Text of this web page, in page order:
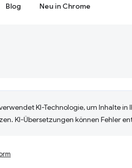
Blog Neu in Chrome
KI-Technologie, um Inhalte in
KI-Übersetzungen können Fehler